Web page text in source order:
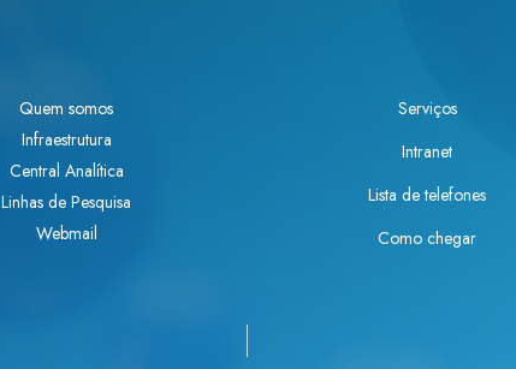
Quem somos
Infraestrutura
Central Analítica
Linhas de Pesquisa
Webmail
Serviços
Intranet
Lista de telefones
Como chegar